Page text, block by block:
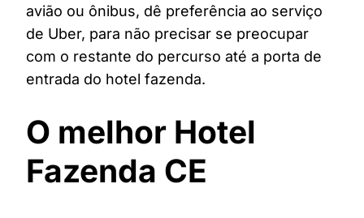
avião ou ônibus, dê preferência ao serviço
de Uber, para não precisar se preocupar
com o restante do percurso até a porta de
entrada do hotel fazenda.
O melhor Hotel
Fazenda CE